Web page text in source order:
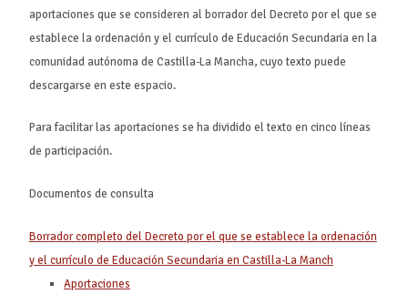
aportaciones que se consideren al borrador del Decreto por el que se
establece la ordenación y el currículo de Educación Secundaria en la
comunidad autónoma de Castilla-La Mancha, cuyo texto puede
descargarse en este espacio.
Para facilitar las aportaciones se ha dividido el texto en cinco líneas
de participación.
Documentos de consulta
Borrador completo del Decreto por el que se establece la ordenación
y el currículo de Educación Secundaria en Castilla-La Manch
Aportaciones